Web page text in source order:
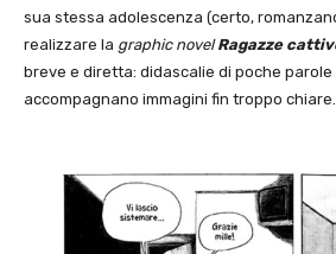
sua stessa adolescenza (certo,
realizzare la graphic novel Ragazze
breve e diretta: didascalie di poche parole
accompagnano immagini fin troppo chiare.